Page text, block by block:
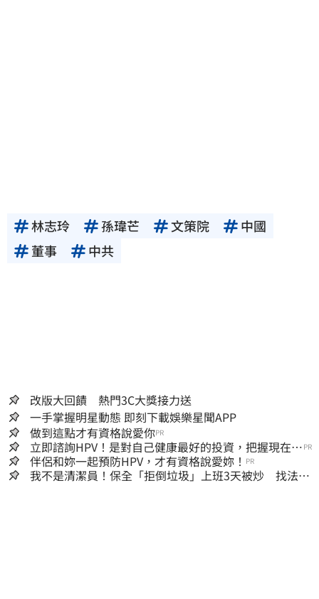
林志玲 孫瑋芒 文策院
中國
董事
中共
改版大回饋 熱門3C大獎接力送
一手掌握明星動態 即刻下載娛樂星聞APP
做到這點才有資格說愛你PR
立即諮詢HPV！是對自己健康最好的投資，把握現在不
嫌晚！
PR
伴侶和妳一起預防HPV，才有資格說愛妳！ PR
我不是清潔員！保全「拒倒垃圾」上班3天被炒 找法院